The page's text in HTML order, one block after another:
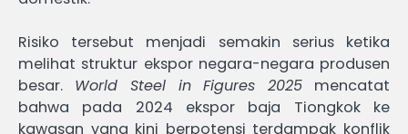
Risiko tersebut menjadi semakin serius ketika
melihat struktur ekspor negara-negara produsen
besar. World Steel in Figures 2025 mencatat
bahwa pada 2024 ekspor baja Tiongkok ke
kawasan yang kini berpotensi terdampak konflik